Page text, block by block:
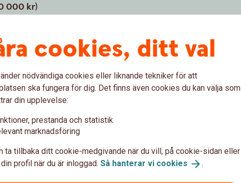
000 kr)
kr) cookies, ditt val
nödvändiga cookies eller liknande tekniker för att
ska fungera för dig. Det finns även cookies du kan välja som
din upplevelse:
prestanda och statistik
marknadsföring
ta tillbaka ditt cookie-medgivande när du vill, på cookie-sidan eller
profil när du är inloggad. Så hanterar vi cookies .